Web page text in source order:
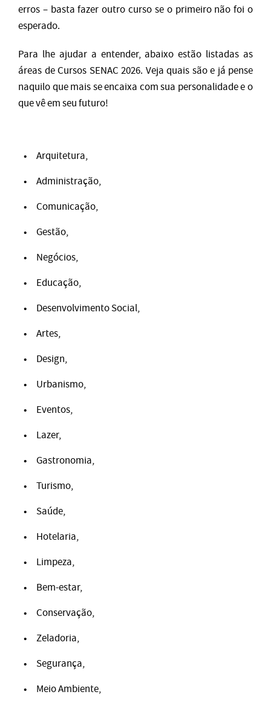
erros – basta fazer outro curso se o primeiro não foi o
esperado.
Para lhe ajudar a entender, abaixo estão listadas as
áreas de Cursos SENAC 2026. Veja quais são e já pense
naquilo que mais se encaixa com sua personalidade e o
que vê em seu futuro!
Arquitetura,
Administração,
Comunicação,
Gestão,
Negócios,
Educação,
Desenvolvimento Social,
Artes,
Design,
Urbanismo,
Eventos,
Lazer,
Gastronomia,
Turismo,
Saúde,
Hotelaria,
Limpeza,
Bem-estar,
Conservação,
Zeladoria,
Segurança,
Meio Ambiente,